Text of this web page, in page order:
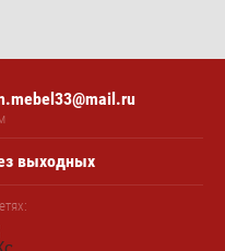
выходных